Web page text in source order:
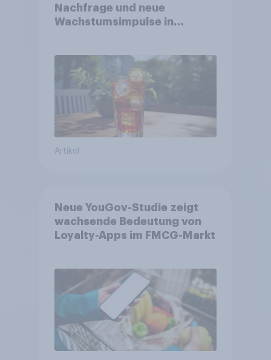
Nachfrage und neue
Wachstumsimpulse in
Artikel
Neue YouGov-Studie zeigt
wachsende Bedeutung von
Loyalty-Apps im FMCG-Markt